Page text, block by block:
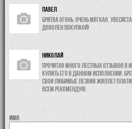
Павел
Бритва огонь, очень мягкая,
доволен покупкой!
Николай
Прочитав много лестных отзывов в
купить его в данном исполнении.
свои любимые лезвия жиллет
всем рекомендую.
Имя: